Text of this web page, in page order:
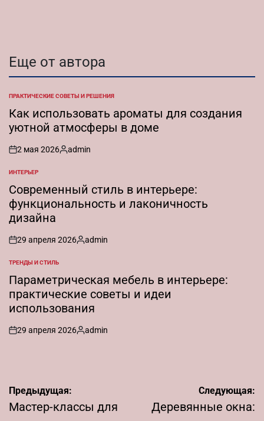
Еще от автора
ОПУБЛИКОВАНО
В
ПРАКТИЧЕСКИЕ СОВЕТЫ И РЕШЕНИЯ
Как использовать ароматы для создания
уютной атмосферы в доме
on
2 мая 2026
Запись
admin
ОПУБЛИКОВАНО
В
ИНТЕРЬЕР
Современный стиль в интерьере:
функциональность и лаконичность
дизайна
on
29 апреля 2026
Запись
admin
ОПУБЛИКОВАНО
В
ТРЕНДЫ И СТИЛЬ
Параметрическая мебель в интерьере:
практические советы и идеи
использования
on
29 апреля 2026
Запись
admin
Навигация
по
Предыдущая:
Мастер-классы для
Следующая:
Деревянные окна: